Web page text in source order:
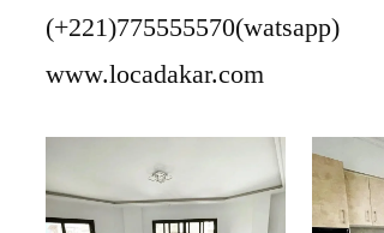
(+221)775555570(watsapp)
www.locadakar.com